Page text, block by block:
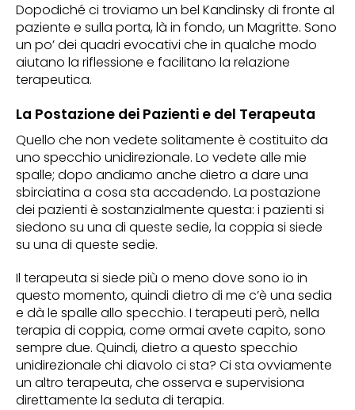
Dopodiché ci troviamo un bel Kandinsky di fronte al
paziente e sulla porta, là in fondo, un Magritte. Sono
un po’ dei quadri evocativi che in qualche modo
aiutano la riflessione e facilitano la relazione
terapeutica.
La Postazione dei Pazienti e del Terapeuta
Quello che non vedete solitamente è costituito da
uno specchio unidirezionale. Lo vedete alle mie
spalle; dopo andiamo anche dietro a dare una
sbirciatina a cosa sta accadendo. La postazione
dei pazienti è sostanzialmente questa: i pazienti si
siedono su una di queste sedie, la coppia si siede
su una di queste sedie.
Il terapeuta si siede più o meno dove sono io in
questo momento, quindi dietro di me c’è una sedia
e dà le spalle allo specchio. I terapeuti però, nella
terapia di coppia, come ormai avete capito, sono
sempre due. Quindi, dietro a questo specchio
unidirezionale chi diavolo ci sta? Ci sta ovviamente
un altro terapeuta, che osserva e supervisiona
direttamente la seduta di terapia.